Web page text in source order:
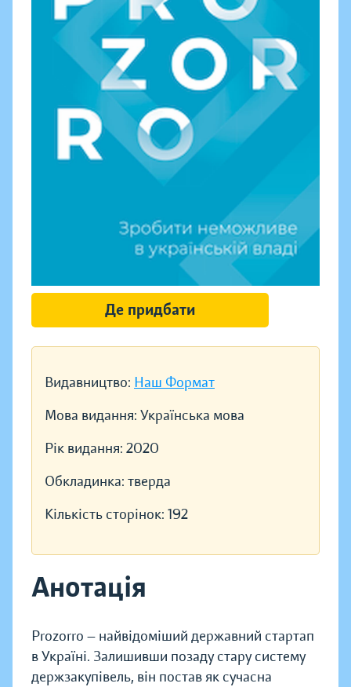
Видавництво: Наш Формат
Мова видання: Українська мова
Рік видання: 2020
Обкладинка: тверда
Кількість сторінок: 192
Анотація
Prozorro — найвідоміший державний стартап
в Україні. Залишивши позаду стару систему
держзакупівель, він постав як сучасна
Де придбати